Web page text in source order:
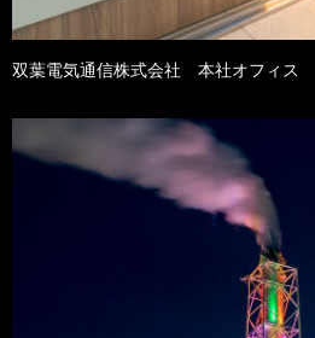
双葉電気通信株式会社 本社オフィス